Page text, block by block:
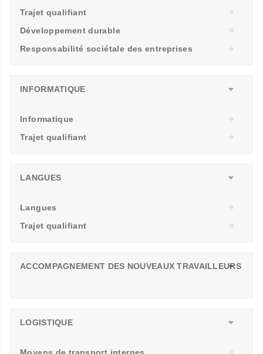
Trajet qualifiant
Développement durable
Responsabilité sociétale des entreprises
INFORMATIQUE
Informatique
Trajet qualifiant
LANGUES
Langues
Trajet qualifiant
ACCOMPAGNEMENT DES NOUVEAUX TRAVAILLEURS
LOGISTIQUE